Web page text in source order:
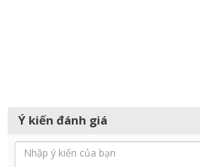
Ý kiến đánh giá